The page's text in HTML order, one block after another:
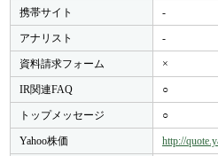
携帯サイト -
アナリスト -
資料請求フォーム ×
IR関連FAQ ○
トップメッセージ ○
Yahoo株価 http://